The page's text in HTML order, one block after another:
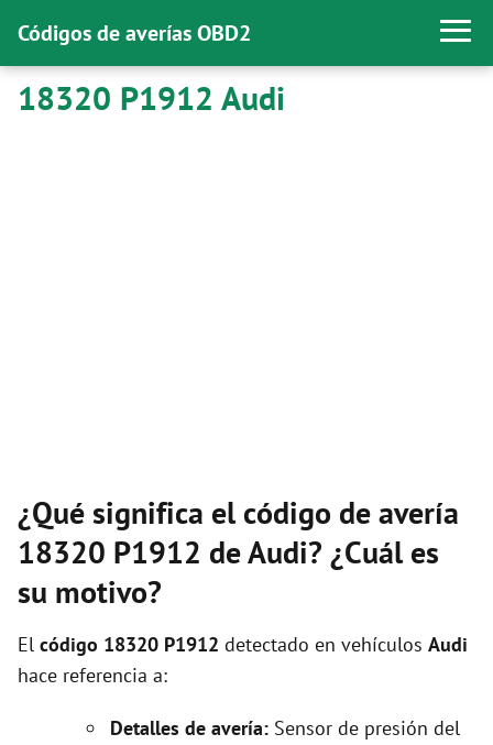
Códigos de averías OBD2
18320 P1912 Audi
¿Qué significa el código de avería
18320 P1912 de Audi? ¿Cuál es
su motivo?
El código 18320 P1912 detectado en vehículos Audi
hace referencia a:
Detalles de avería: Sensor de presión del